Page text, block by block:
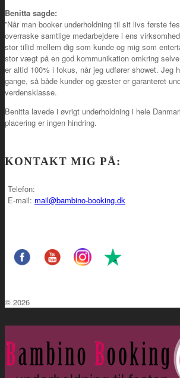
Benitta sagde:
”Når man booker underholdning til sit livs første
overraske samtlige medarbejdere i ens
stor tillid mellem dig som kunde og mig som
stor vægt på en god kommunikation omkring
er altid 100% i fokus, når jeg udfører showet. Jeg
gange, så både kunder og gæster er garanteret
verdensklasse.
Benitta lavede i øvrigt underholdning i hele
placering er ingen hindring.
KONTAKT MIG PÅ:
Telefon:
E-mail: mail@bambino-booking.dk
© 2026